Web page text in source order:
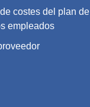
costes del plan de
empleados